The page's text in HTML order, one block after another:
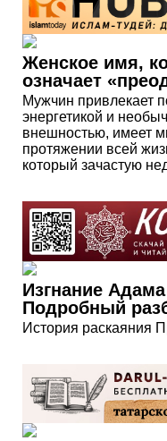
Женское имя,
означает
Мужчин привлекает
энергетикой и
внешностью, имеет
протяжении всей
который зачастую
Изгнание
Подробный
История раскаяния